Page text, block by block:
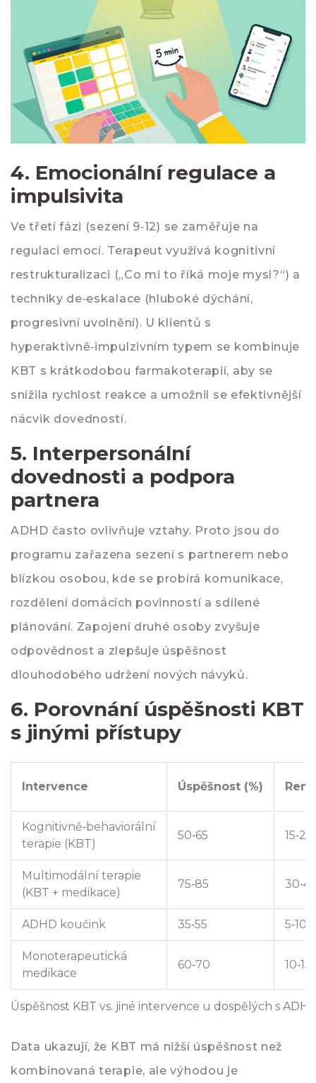
4. Emocionální regulace a
impulsivita
Ve třetí fázi (sezení 9‑12) se zaměřuje na
regulaci emocí. Terapeut využívá kognitivní
restrukturalizaci („Co mi to říká moje mysl?“) a
techniky de‑eskalace (hluboké dýchání,
progresivní uvolnění). U klientů s
hyperaktivně‑impulzivním typem se kombinuje
KBT s krátkodobou farmakoterapií, aby se
snížila rychlost reakce a umožnil se efektivnější
nácvik dovedností.
5. Interpersonální
dovednosti a podpora
partnera
ADHD často ovlivňuje vztahy. Proto jsou do
programu zařazena sezení s partnerem nebo
blízkou osobou, kde se probírá komunikace,
rozdělení domácích povinností a sdílené
plánování. Zapojení druhé osoby zvyšuje
odpovědnost a zlepšuje úspěšnost
dlouhodobého udržení nových návyků.
6. Porovnání úspěšnosti KBT
s jinými přístupy
Úspěšnost KBT vs. jiné intervence u dospělých s
Intervence Úspěšnost (%)
Kognitivně‑behaviorální
terapie (KBT)
50‑65 15‑25
Multimodální terapie
(KBT + medikace)
75‑85
ADHD koučink 35‑55 5‑10
Monoterapeutická
medikace
60‑70 10‑15
Data ukazují, že KBT má nižší úspěšnost než
kombinovaná terapie, ale výhodou je